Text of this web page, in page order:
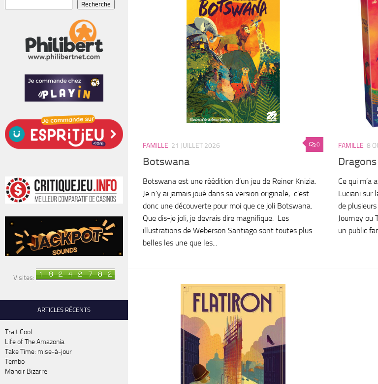
0
FAMILLE 21 JUILLET 2026
Botswana
Botswana est une réédition d’un jeu de Reiner Knizia.
Je n’y ai jamais joué dans sa version originale, c’est
donc une découverte pour moi que ce joli Botswana.
Que dis-je joli, je devrais dire magnifique. Les
illustrations de Weberson Santiago sont toutes plus
belles les une que les...
FAMILLE 8
Ce qui m’a
Luciani sur
de
Journey ou
un public
Recherche
Visites:
ARTICLES RÉCENTS
Trait Cool
Life of The Amazonia
Take Time: mise-à-jour
Tembo
Manoir Bizarre